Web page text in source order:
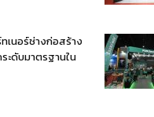
ทเนอร์ช่างก่อสร้าง
ะดับมาตรฐานใน